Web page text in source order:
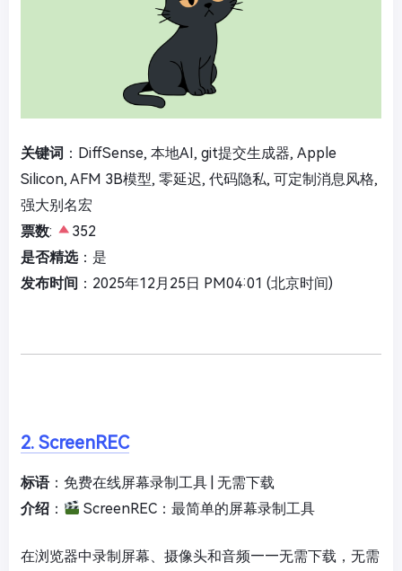
关键词 ：DiffSense, 本地AI, git提交生成器, Apple
Silicon, AFM 3B模型, 零延迟, 代码隐私, 可定制消息风格,
强大别名宏
票数:
352
是否精选：是
发布时间 ：2025年12月25日 PM04:01 (北京时间)
2. ScreenREC
标语：免费在线屏幕录制工具 | 无需下载
介绍 ： ScreenREC：最简单的屏幕录制工具
在浏览器中录制屏幕、摄像头和音频——无需下载，无需